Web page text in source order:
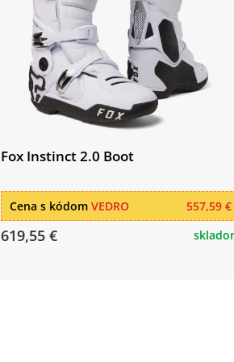
Fox Instinct 2.0 Boot
557,59 €
Cena s kódomVEDRO
619,55 €